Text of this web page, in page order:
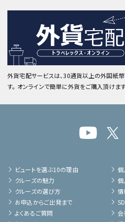
外貨宅配サービスは、30通貨以上の外国紙
す。 オンラインで簡単に外貨をご購入頂けます
ビュートを選ぶ10の理由
クルーズの魅力
クルーズの選び方
お申込からご出発まで
よくあるご質問
個
個
情
会